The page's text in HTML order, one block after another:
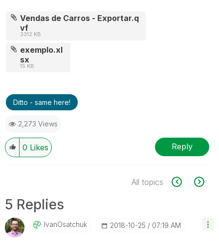
Vendas de Carros - Exportar.q
vf
3312 KB
exemplo.xl
sx
15 KB
Ditto - same here!
2,273 Views
0 Likes Reply
All topics
5 Replies
IvanOsatchuk ‎2018-10-25 07:19 AM